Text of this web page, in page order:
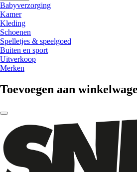
Babyverzorging
Kamer
Kleding
Schoenen
Spelletjes & speelgoed
Buiten en sport
Uitverkoop
Merken
Toevoegen aan